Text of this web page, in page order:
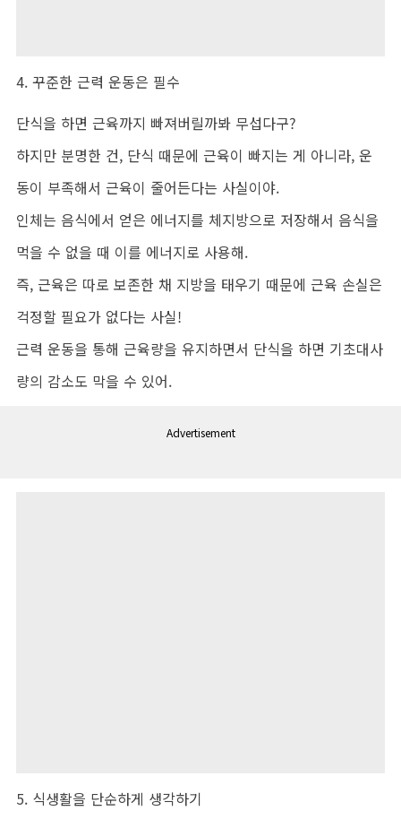
4. 꾸준한 근력 운동은 필수
단식을 하면 근육까지 빠져버릴까봐 무섭다구?
하지만 분명한 건, 단식 때문에 근육이 빠지는 게 아니라, 운
동이 부족해서 근육이 줄어든다는 사실이야.
인체는 음식에서 얻은 에너지를 체지방으로 저장해서 음식을
먹을 수 없을 때 이를 에너지로 사용해.
즉, 근육은 따로 보존한 채 지방을 태우기 때문에 근육 손실은
걱정할 필요가 없다는 사실!
근력 운동을 통해 근육량을 유지하면서 단식을 하면 기초대사
량의 감소도 막을 수 있어.
Advertisement
5. 식생활을 단순하게 생각하기